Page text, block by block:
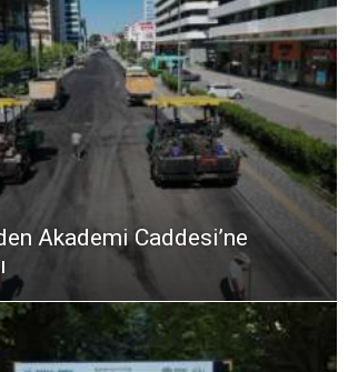
Akademi Caddesi’ne